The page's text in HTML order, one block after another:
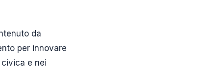
da
per innovare
civica e nei